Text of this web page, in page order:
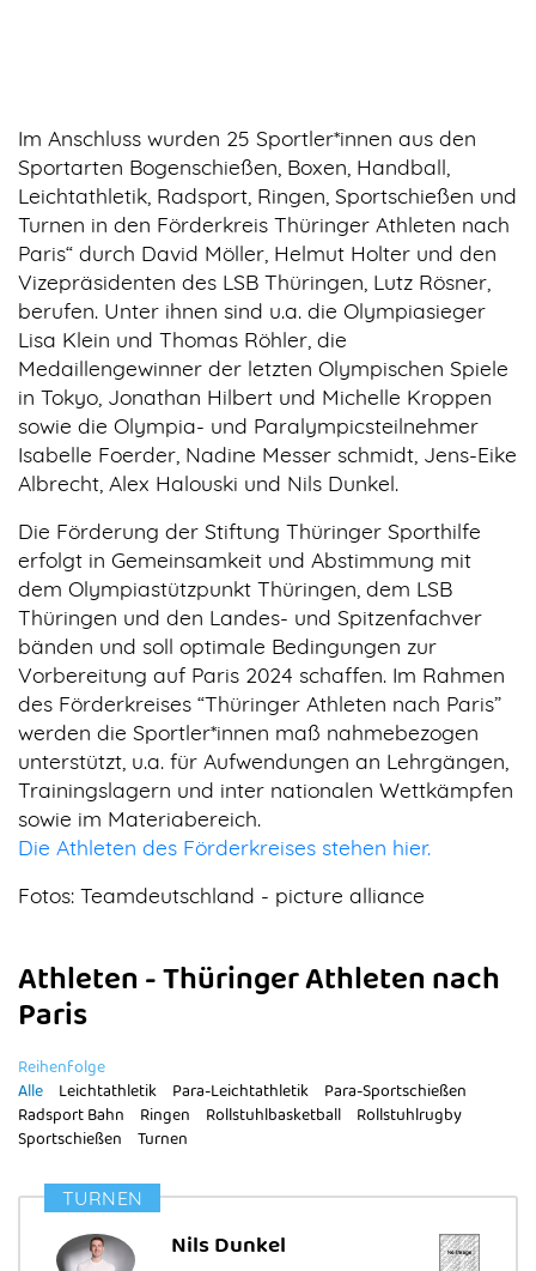
Im Anschluss wurden 25 Sportler*innen aus den
Sportarten Bogenschießen, Boxen, Handball,
Leichtathletik, Radsport, Ringen, Sportschießen und
Turnen in den Förderkreis Thüringer Athleten nach
Paris“ durch David Möller, Helmut Holter und den
Vizepräsidenten des LSB Thüringen, Lutz Rösner,
berufen. Unter ihnen sind u.a. die Olympiasieger
Lisa Klein und Thomas Röhler, die
Medaillengewinner der letzten Olympischen Spiele
in Tokyo, Jonathan Hilbert und Michelle Kroppen
sowie die Olympia- und Paralympicsteilnehmer
Isabelle Foerder, Nadine Messer schmidt, Jens-Eike
Albrecht, Alex Halouski und Nils Dunkel.
Die Förderung der Stiftung Thüringer Sporthilfe
erfolgt in Gemeinsamkeit und Abstimmung mit
dem Olympiastützpunkt Thüringen, dem LSB
Thüringen und den Landes- und Spitzenfachver
bänden und soll optimale Bedingungen zur
Vorbereitung auf Paris 2024 schaffen. Im Rahmen
des Förderkreises “Thüringer Athleten nach Paris”
werden die Sportler*innen maß nahmebezogen
unterstützt, u.a. für Aufwendungen an Lehrgängen,
Trainingslagern und inter nationalen Wettkämpfen
sowie im Materiabereich.
Die Athleten des Förderkreises stehen hier.
Fotos: Teamdeutschland - picture alliance
Athleten - Thüringer Athleten nach
Paris
Reihenfolge
Alle Leichtathletik Para-Leichtathletik Para-Sportschießen
Radsport Bahn Ringen Rollstuhlbasketball Rollstuhlrugby
Sportschießen Turnen
TURNEN
Nils Dunkel